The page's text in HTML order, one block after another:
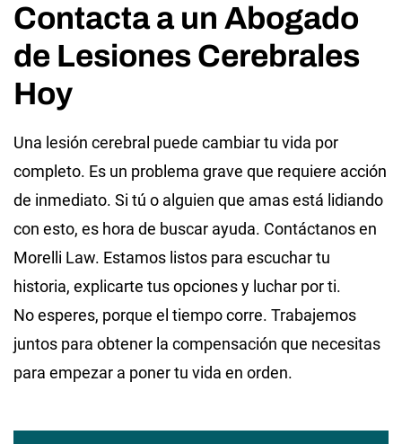
Contacta a un Abogado
de Lesiones Cerebrales
Hoy
Una lesión cerebral puede cambiar tu vida por
completo. Es un problema grave que requiere acción
de inmediato. Si tú o alguien que amas está lidiando
con esto, es hora de buscar ayuda. Contáctanos en
Morelli Law. Estamos listos para escuchar tu
historia, explicarte tus opciones y luchar por ti.
No esperes, porque el tiempo corre. Trabajemos
juntos para obtener la compensación que necesitas
para empezar a poner tu vida en orden.